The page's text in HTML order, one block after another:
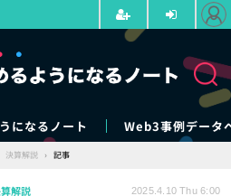
になるノート Web3事例データ
決算解説 › 記事
解説 2025.4.10 Thu 6:00